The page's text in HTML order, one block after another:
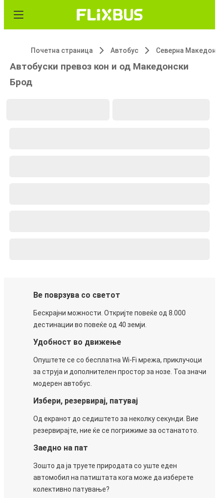
Почетна страница Автобус Северна
Автобуски превоз кон и од Македонски
Брод
Ве поврзува со светот
Бескрајни можности. Откријте повеќе од 8.000
дестинации во повеќе од 40 земји.
Удобност во движење
Опуштете се со бесплатна Wi-Fi мрежа, приклучоци
за струја и дополнителен простор за нозе. Тоа значи
модерен автобус.
Избери, резервирај, патувај
Од екранот до седиштето за неколку секунди. Вие
резервирајте, ние ќе се погрижиме за останатото.
Заедно на пат
Зошто да ја труете природата со уште еден
автомобил на патиштата кога може да изберете
колективно патување?